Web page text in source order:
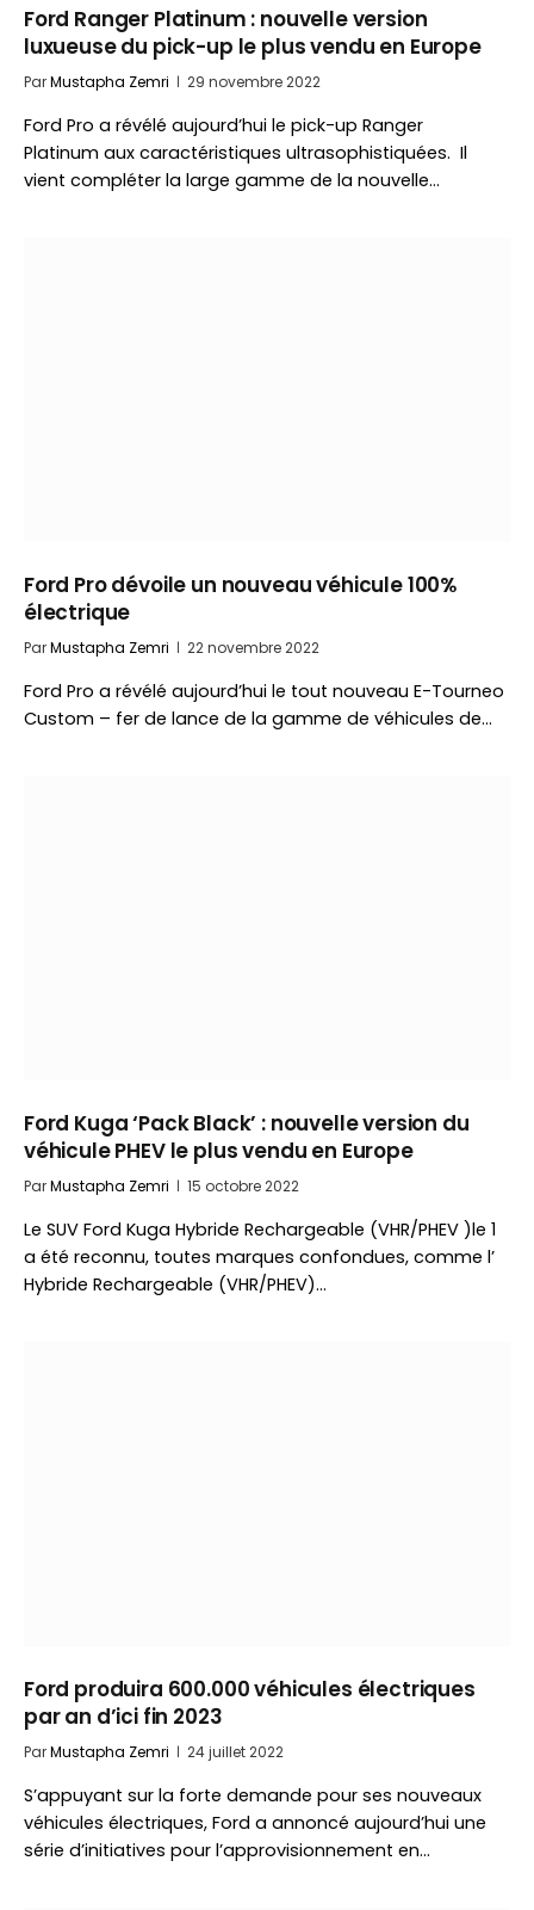
Ford Ranger Platinum : nouvelle version
luxueuse du pick-up le plus vendu en Europe
ParMustapha Zemri 29 novembre 2022
Ford Pro a révélé aujourd’hui le pick-up Ranger
Platinum aux caractéristiques ultrasophistiquées. Il
vient compléter la large gamme de la nouvelle…
Ford Pro dévoile un nouveau véhicule 100%
électrique
ParMustapha Zemri 22 novembre 2022
Ford Pro a révélé aujourd’hui le tout nouveau E-Tourneo
Custom – fer de lance de la gamme de véhicules de…
Ford Kuga ‘Pack Black’ : nouvelle version du
véhicule PHEV le plus vendu en Europe
ParMustapha Zemri 15 octobre 2022
Le SUV Ford Kuga Hybride Rechargeable (VHR/PHEV )le 1
a été reconnu, toutes marques confondues, comme l’
Hybride Rechargeable (VHR/PHEV)…
Ford produira 600.000 véhicules électriques
par an d’ici fin 2023
ParMustapha Zemri 24 juillet 2022
S’appuyant sur la forte demande pour ses nouveaux
véhicules électriques, Ford a annoncé aujourd’hui une
série d’initiatives pour l’approvisionnement en…